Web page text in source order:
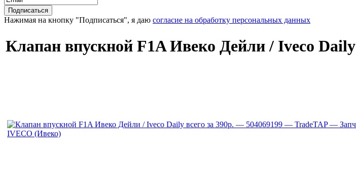
Нажимая на кнопку "Подписаться", я даю согласие на обработку персональных данных
Клапан впускной F1A Ивеко Дейли / Iveco Daily